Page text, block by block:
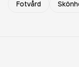
Fotvård